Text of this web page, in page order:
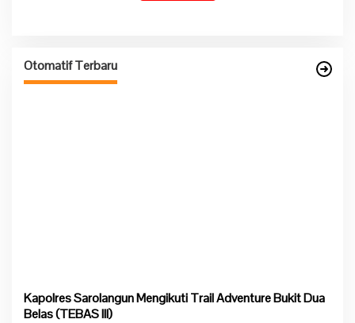
Otomatif Terbaru
Kapolres Sarolangun Mengikuti Trail Adventure Bukit Dua
Belas (TEBAS III)